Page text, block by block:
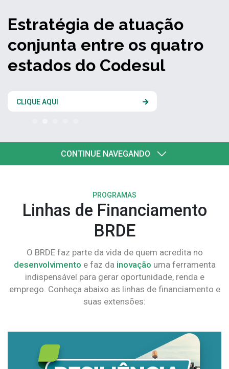
Estratégia de atuação
conjunta entre os quatro
estados do Codesul
CLIQUE AQUI
CONTINUE NAVEGANDO
PROGRAMAS
Linhas de Financiamento
BRDE
O BRDE faz parte da vida de quem acredita no
desenvolvimento e faz da inovação uma ferramenta
indispensável para gerar oportunidade, renda e
emprego. Conheça abaixo as linhas de financiamento e
suas extensões: